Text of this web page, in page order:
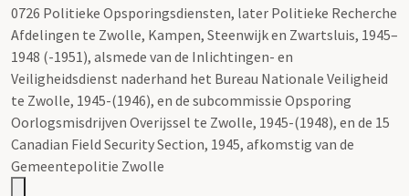
0726 Politieke Opsporingsdiensten, later Politieke Recherche
Afdelingen te Zwolle, Kampen, Steenwijk en Zwartsluis, 1945–
1948 (-1951), alsmede van de Inlichtingen- en
Veiligheidsdienst naderhand het Bureau Nationale Veiligheid
te Zwolle, 1945-(1946), en de subcommissie Opsporing
Oorlogsmisdrijven Overijssel te Zwolle, 1945-(1948), en de 15
Canadian Field Security Section, 1945, afkomstig van de
Gemeentepolitie Zwolle